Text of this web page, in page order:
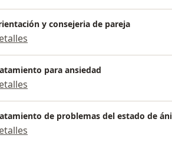
y consejeria de pareja
para ansiedad
de problemas del estado de